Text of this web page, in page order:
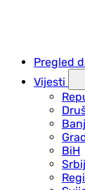
Pregled
Vijesti
BiH